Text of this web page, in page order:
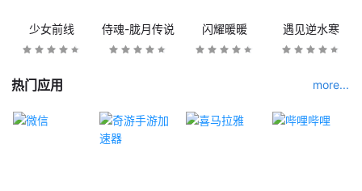
少女前线 侍魂-胧月传说 闪耀暖暖 遇见逆水寒
热门应用 more...